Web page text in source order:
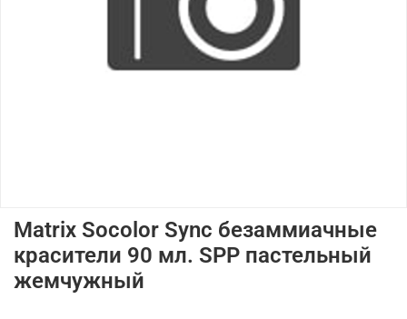
Matrix Socolor Sync безаммиачные
красители 90 мл. SPP пастельный
жемчужный